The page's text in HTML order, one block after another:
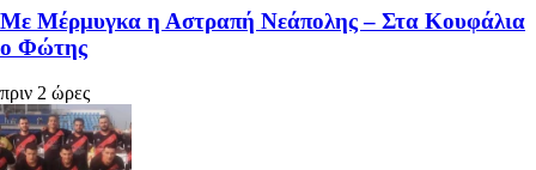
Με Μέρμυγκα η Αστραπή Νεάπολης – Στα Κουφάλια
ο Φώτης
πριν 2 ώρες